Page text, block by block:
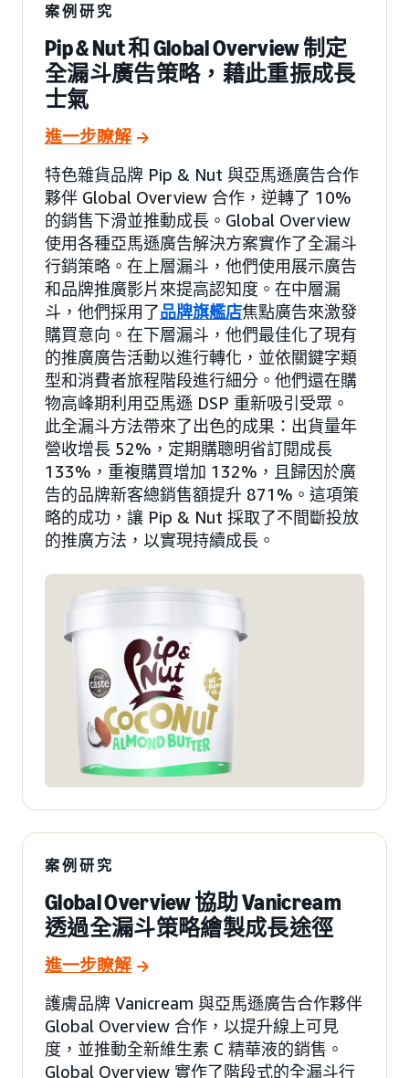
案例研究
Pip & Nut 和 Global Overview 制定
全漏斗廣告策略，藉此重振成長
士氣
進一步瞭解
特色雜貨品牌 Pip & Nut 與亞馬遜廣告合作
夥伴 Global Overview 合作，逆轉了 10%
的銷售下滑並推動成長。Global Overview
使用各種亞馬遜廣告解決方案實作了全漏斗
行銷策略。在上層漏斗，他們使用展示廣告
和品牌推廣影片來提高認知度。在中層漏
斗，他們採用了品牌旗艦店焦點廣告來激發
購買意向。在下層漏斗，他們最佳化了現有
的推廣廣告活動以進行轉化，並依關鍵字類
型和消費者旅程階段進行細分。他們還在購
物高峰期利用亞馬遜 DSP 重新吸引受眾。
此全漏斗方法帶來了出色的成果：出貨量年
營收增長 52%，定期購聰明省訂閱成長
133%，重複購買增加 132%，且歸因於廣
告的品牌新客總銷售額提升 871%。這項策
略的成功，讓 Pip & Nut 採取了不間斷投放
的推廣方法，以實現持續成長。
案例研究
Global Overview 協助 Vanicream
透過全漏斗策略繪製成長途徑
進一步瞭解
護膚品牌 Vanicream 與亞馬遜廣告合作夥伴
Global Overview 合作，以提升線上可見
度，並推動全新維生素 C 精華液的銷售。
Global Overview 實作了階段式的全漏斗行